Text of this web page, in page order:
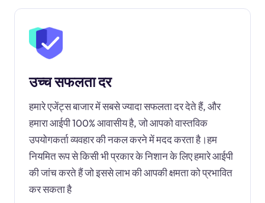
उच्च सफलता दर
हमारे एजेंट्स बाजार में सबसे ज्यादा सफलता दर देते हैं, और
हमारा आईपी 100% आवासीय है, जो आपको वास्तविक
उपयोगकर्ता व्यवहार की नकल करने में मदद करता है।हम
नियमित रूप से किसी भी प्रकार के निशान के लिए हमारे आईपी
की जांच करते हैं जो इससे लाभ की आपकी क्षमता को प्रभावित
कर सकता है